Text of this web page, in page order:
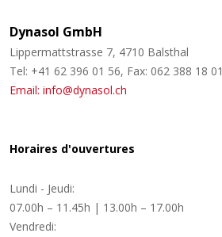
Dynasol GmbH
Lippermattstrasse 7, 4710 Balsthal
Tel: +41 62 396 01 56, Fax: 062 388 18 01
Email: info@dynasol.ch
Horaires d'ouvertures
Lundi - Jeudi:
07.00h – 11.45h | 13.00h – 17.00h
Vendredi: